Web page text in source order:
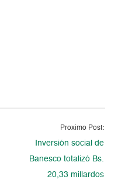
Proximo Post:
Inversión social de
Banesco totalizó Bs.
20,33 millardos